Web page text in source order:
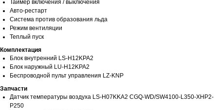
Таймер включения / выключения
Авто-рестарт
Система против образования льда
Режим вентиляции
Теплый пуск
Комплектация
Блок внутренний LS-H12KPA2
Блок наружный LU-H12KPA2
Беспроводной пульт управления LZ-KNP
Запчасти
Датчик температуры воздуха LS-H07KKA2 CGQ-WD/SW4100-L350-XHP2-
P250